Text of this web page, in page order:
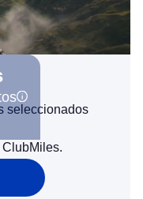
seleccionados